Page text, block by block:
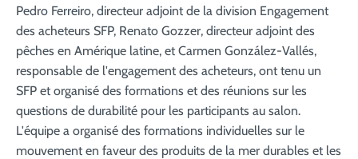
Pedro Ferreiro, directeur adjoint de la division Engagement
des acheteurs SFP, Renato Gozzer, directeur adjoint des
pêches en Amérique latine, et Carmen González-Vallés,
responsable de l'engagement des acheteurs, ont tenu un
SFP et organisé des formations et des réunions sur les
questions de durabilité pour les participants au salon.
L'équipe a organisé des formations individuelles sur le
mouvement en faveur des produits de la mer durables et les